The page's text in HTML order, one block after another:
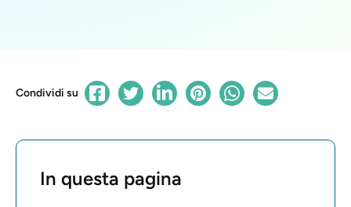
Condividi su
In questa pagina